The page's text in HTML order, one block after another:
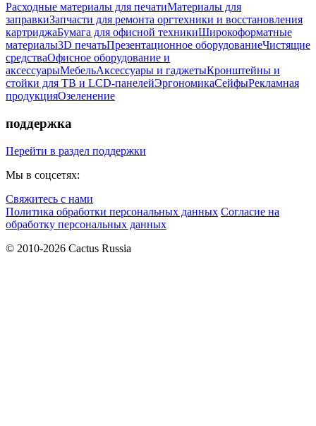
Расходные материалы для печатиМатериалы для
заправкиЗапчасти для ремонта оргтехники и восстановления
картриджаБумага для офисной техникиШирокоформатные
материалы3D печатьПрезентационное оборудованиеЧистящие
средстваОфисное оборудование и
аксессуарыМебельАксессуары и гаджетыКронштейны и
стойки для ТВ и LCD-панелейЭргономикаСейфыРекламная
продукцияОзеленение
поддержка
Перейти в раздел поддержки
Мы в соцсетях:
Свяжитесь с нами
Политика обработки персональных данных Согласие на
обработку персональных данных
© 2010-2026 Cactus Russia